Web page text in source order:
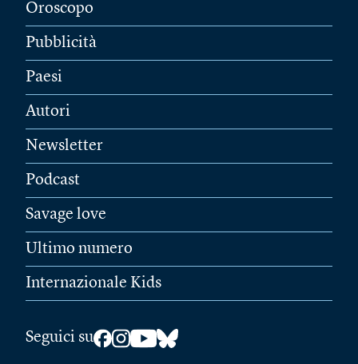
Oroscopo
Pubblicità
Paesi
Autori
Newsletter
Podcast
Savage love
Ultimo numero
Internazionale Kids
Seguici su